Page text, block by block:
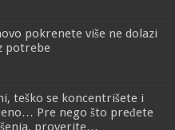
pokrenete više ne dolazi
potrebe
teško se koncentrišete i
Pre nego što pređete
proverite…